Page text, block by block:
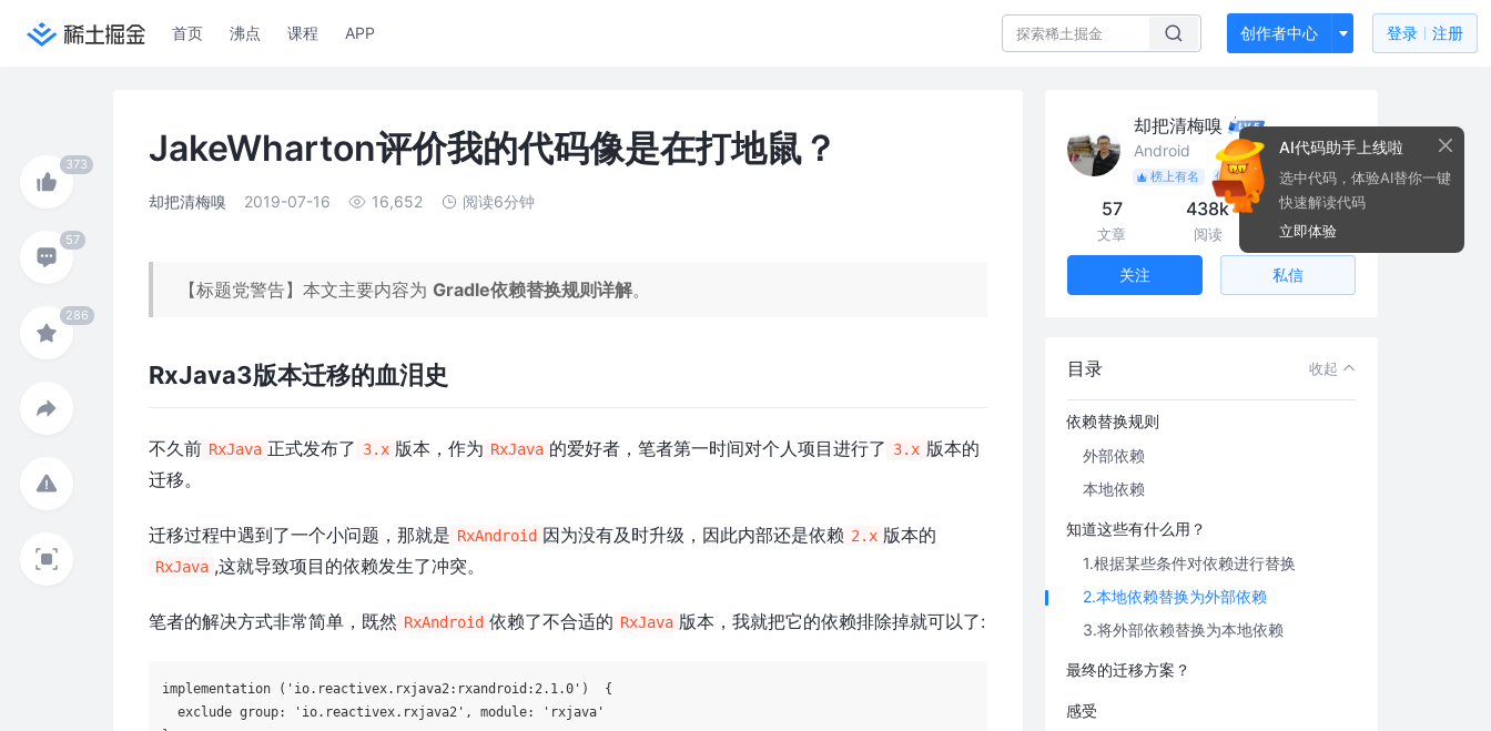
首页 沸点 课程 APP 创作者中心 登录 注册
JakeWharton评价我的代码像是在打地鼠？
却把清梅嗅 2019-07-16 16,652 阅读6分钟
【标题党警告】本文主要内容为 Gradle依赖替换规则详解。
RxJava3版本迁移的血泪史
不久前 RxJava 正式发布了 3.x 版本，作为 RxJava 的爱好者，笔者第一时间对个人项目进行了 3.x 版本的
迁移。
迁移过程中遇到了一个小问题，那就是 RxAndroid 因为没有及时升级，因此内部还是依赖 2.x 版本的
RxJava ,这就导致项目的依赖发生了冲突。
笔者的解决方式非常简单，既然 RxAndroid 依赖了不合适的 RxJava 版本，我就把它的依赖排除掉就可以了:
implementation ( 'io.reactivex.rxjava2:rxandroid:2.1.0' )  {
  exclude
group: 'io.reactivex.rxjava2' , module:
'rxjava'
却把清梅嗅
Android
榜上有名 优秀作者
57
文章
438k
阅读
6.6k
粉丝
关注 私信
目录 收起
RxJava3版本迁移的血泪史
依赖替换规则
外部依赖
本地依赖
知道这些有什么用？
1.根据某些条件对依赖进行替换
2.本地依赖替换为外部依赖
3.将外部依赖替换为本地依赖
最终的迁移方案？
感受
AI代码助手上线啦
选中代码，体验AI替你一键
快速解读代码
立即体验